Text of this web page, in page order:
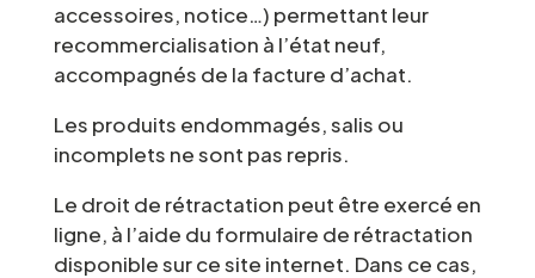
accessoires, notice…) permettant leur
recommercialisation à l’état neuf,
accompagnés de la facture d’achat.
Les produits endommagés, salis ou
incomplets ne sont pas repris.
Le droit de rétractation peut être exercé en
ligne, à l’aide du formulaire de rétractation
disponible sur ce site internet. Dans ce cas,